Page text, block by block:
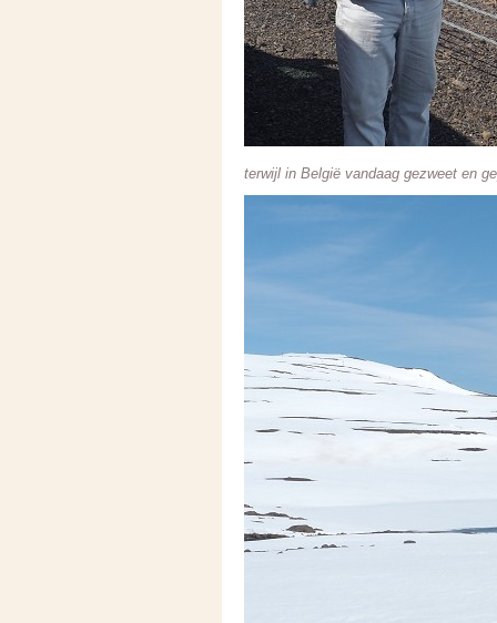
terwijl in België vandaag gezweet en